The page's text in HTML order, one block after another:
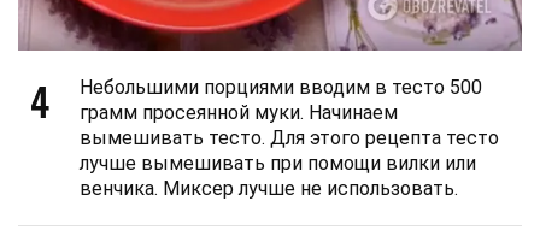
4
Небольшими порциями вводим в тесто 500
грамм просеянной муки. Начинаем
вымешивать тесто. Для этого рецепта тесто
лучше вымешивать при помощи вилки или
венчика. Миксер лучше не использовать.